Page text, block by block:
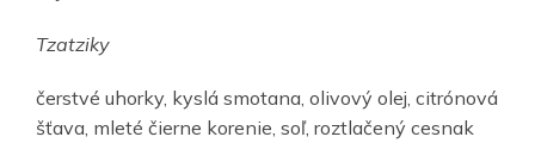
Tzatziky
čerstvé uhorky, kyslá smotana, olivový olej, citrónová
šťava, mleté čierne korenie, soľ, roztlačený cesnak